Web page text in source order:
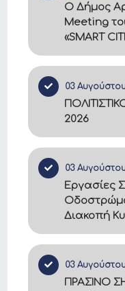
Ο Δήμος
Meeting
«SMART
03
2026
03
Εργασίες
Διακοπή
03
ΠΡΑΣΙΝΟ